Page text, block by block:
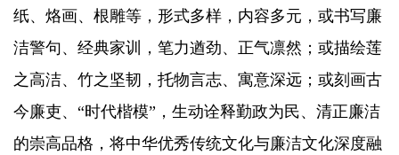
纸、烙画、根雕等，形式多样，内容多元，或书写廉
洁警句、经典家训，笔力遒劲、正气凛然；或描绘莲
之高洁、竹之坚韧，托物言志、寓意深远；或刻画古
今廉吏、“时代楷模”，生动诠释勤政为民、清正廉洁
的崇高品格，将中华优秀传统文化与廉洁文化深度融